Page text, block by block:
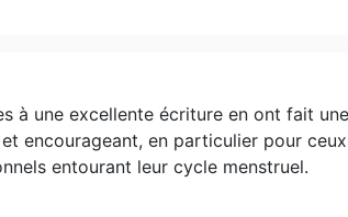
à une excellente écriture en ont fait
encourageant, en particulier pour
entourant leur cycle menstruel.